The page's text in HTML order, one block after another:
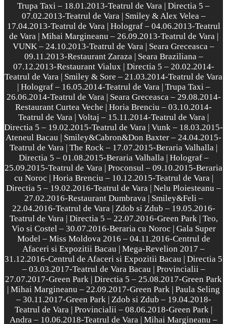
Trupa Taxi – 18.01.2013-Teatrul de Vara | Directia 5 –
07.02.2013-Teatrul de Vara | Smiley & Alex Velea –
17.04.2013-Teatrul de Vara | Holograf – 04.06.2013-Teatrul
de Vara | Mihai Margineanu – 26.09.2013-Teatrul de Vara |
VUNK – 24.10.2013-Teatrul de Vara | Seara Greceasca –
09.11.2013-Restaurant Zaraza | Seara Braziliana –
07.12.2013-Restaurant Vialux | Directia 5 – 20.02.2014-
Teatrul de Vara | Smiley & Sore – 21.03.2014-Teatrul de Vara
| Holograf – 16.05.2014-Teatrul de Vara | Trupa Taxi –
26.06.2014-Teatrul de Vara | Seara Greceasca – 29.08.2014-
Restaurant Curtea Veche | Horia Brenciu – 03.10.2014-
Teatrul de Vara | Voltaj – 15.11.2014-Teatrul de Vara |
Directia 5 – 19.02.2015-Teatrul de Vara | Vunk – 18.03.2015-
Ateneul Bacau | Smiley&Cabron&Don Baxter – 24.04.2015-
Teatrul de Vara | The Rock – 17.07.2015-Beraria Valhalla |
Directia 5 – 01.08.2015-Beraria Valhalla | Holograf –
25.09.2015-Teatrul de Vara | Proconsul – 09.10.2015-Beraria
cu Noroc | Horia Brenciu – 10.12.2015-Teatrul de Vara |
Directia 5 – 19.02.2016-Teatrul de Vara | Nelu Ploiesteanu –
27.02.2016-Restaurant Dumbrava | Smiley&Feli –
22.04.2016-Teatrul de Vara | Zdob si Zdub – 19.05.2016-
Teatrul de Vara | Directia 5 – 22.07.2016-Green Park | Teo,
Vio si Costel – 30.07.2016-Beraria cu Noroc | Gala Super
Model – Miss Moldova 2016 – 04.11.2016-Centrul de
Afaceri si Expozitii Bacau | Mega-Revelion 2017 –
31.12.2016-Centrul de Afaceri si Expozitii Bacau | Directia 5
– 03.03.2017-Teatrul de Vara Bacau | Provincialii –
27.07.2017-Green Park | Directia 5 – 25.08.2017-Green Park
| Mihai Margineanu – 22.09.2017-Green Park | Paula Seling
– 30.11.2017-Green Park | Zdob si Zdub – 19.04.2018-
Teatrul de Vara | Provincialii – 08.06.2018-Green Park |
Andra – 10.06.2018-Teatrul de Vara | Mihai Margineanu –